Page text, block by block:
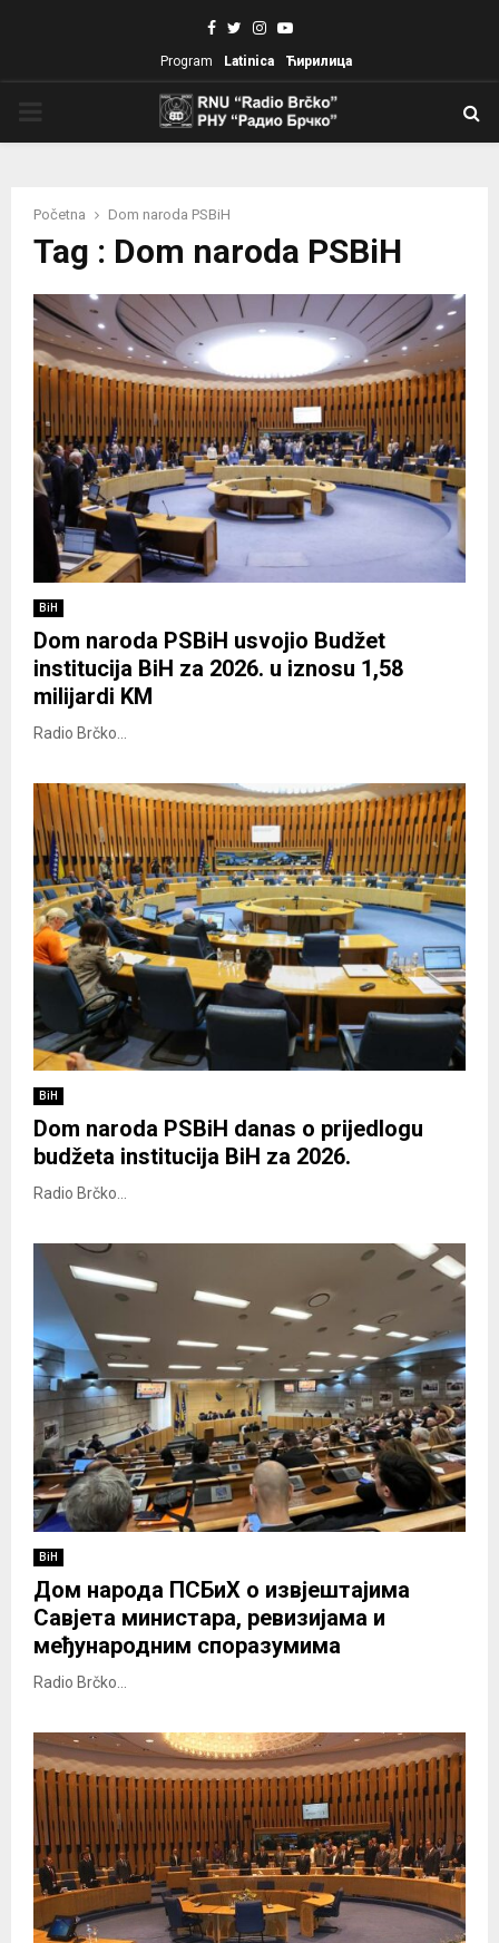
Facebook
TwitterInstagram
Youtube
Program Latinica Ћирилица
Početna Dom naroda PSBiH
Tag : Dom naroda PSBiH
BiH
Dom naroda PSBiH usvojio Budžet
institucija BiH za 2026. u iznosu 1,58
milijardi KM
Radio Brčko...
BiH
Dom naroda PSBiH danas o prijedlogu
budžeta institucija BiH za 2026.
Radio Brčko...
BiH
Дом народа ПСБиХ о извјештајима
Савјета министара, ревизијама и
међународним споразумима
Radio Brčko...